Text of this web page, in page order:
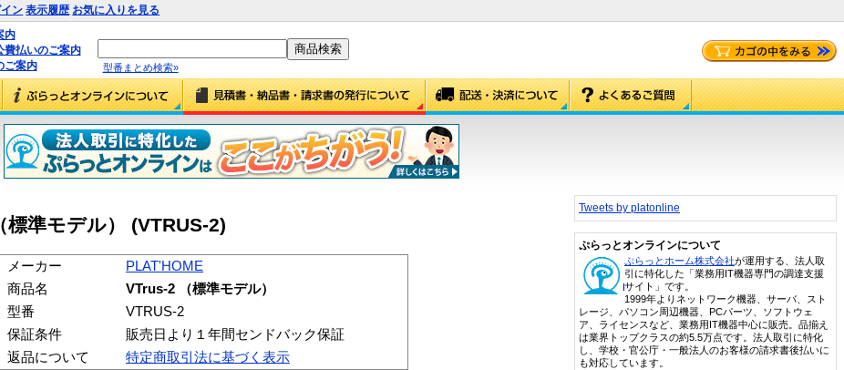
ン 表示履歴 お気に入りを見る
内
費払いのご案内
ご案内
型番まとめ検索»
標準モデル） (VTRUS-2)
メーカー
PLAT'HOME
商品名
VTrus-2 （標準モデル）
型番
VTRUS-2
保証条件
販売日より１年間センドバック保証
返品について
特定商取引法に基づく表示
Tweets by platonline
ぷらっとオンラインについて
ぷらっとホーム株式会社が運用する、法人取
引に特化した「業務用IT機器専門の調達支援
サイト」です。
1999年よりネットワーク機器、サーバ、スト
レージ、パソコン周辺機器、PCパーツ、ソフトウェ
ア、ライセンスなど、業務用IT機器中心に販売。品揃え
は業界トップクラスの約5.5万点です。法人取引に特化
し、学校・官公庁・一般法人のお客様の請求書後払いに
も対応しています。